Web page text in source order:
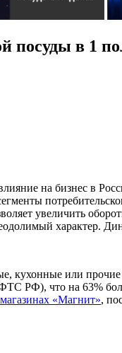
в 1
на бизнес в
увеличить
характер.
или
РФ), что на 63%
«Магнит»,